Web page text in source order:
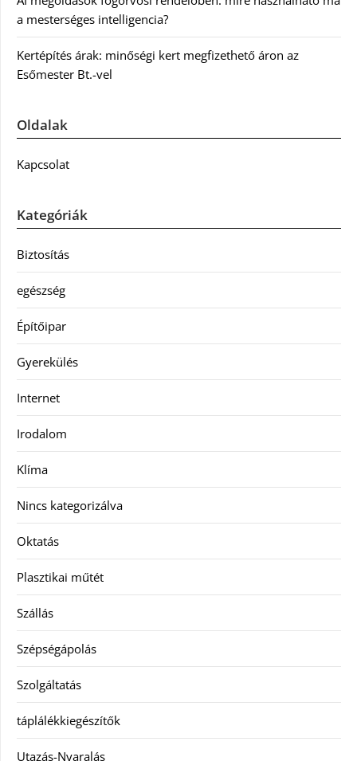
a mesterséges intelligencia?
Kertépítés árak: minőségi kert megfizethető áron az
Esőmester Bt.-vel
Oldalak
Kapcsolat
Kategóriák
Biztosítás
egészség
Építőipar
Gyerekülés
Internet
Irodalom
Klíma
Nincs kategorizálva
Oktatás
Plasztikai műtét
Szállás
Szépségápolás
Szolgáltatás
táplálékkiegészítők
Utazás-Nyaralás